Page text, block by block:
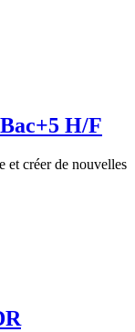
H/F
et créer de nouvelles